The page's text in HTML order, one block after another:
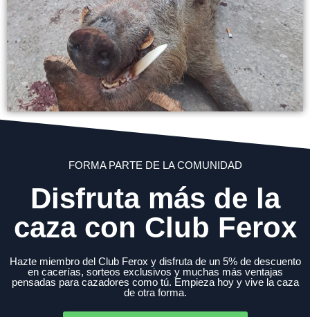
FORMA PARTE DE LA COMUNIDAD
Disfruta más de la
caza con Club Ferox
Hazte miembro del Club Ferox y disfruta de un 5% de descuento
en cacerías, sorteos exclusivos y muchas más ventajas
pensadas para cazadores como tú. Empieza hoy y vive la caza
de otra forma.